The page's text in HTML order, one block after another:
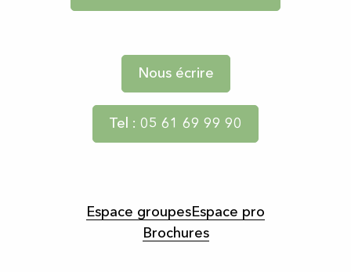
Nous écrire
Tel : 05 61 69 99 90
Espace groupesEspace pro
Brochures